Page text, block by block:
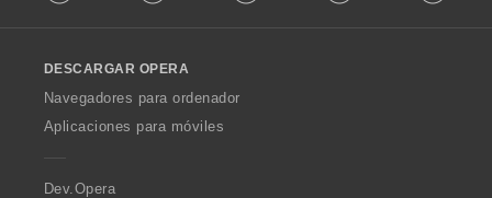
w
O
p
a
DESCARGAR OPERA
Navegadores para ordenador
Aplicaciones para móviles
Dev.Opera